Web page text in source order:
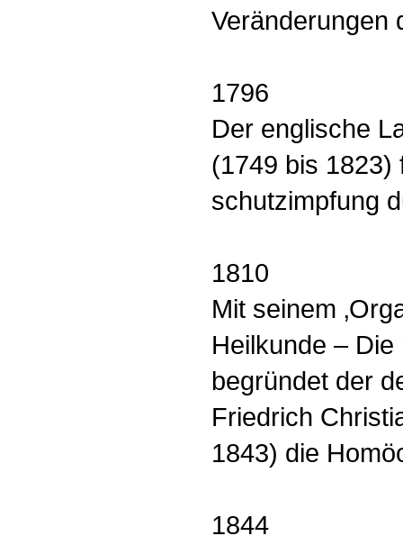
Veränderungen
1796
Der englische
(1749 bis 1823)
schutzimpfung
1810
Mit seinem
Heilkunde – Die
begründet der
Friedrich
1843) die
1844